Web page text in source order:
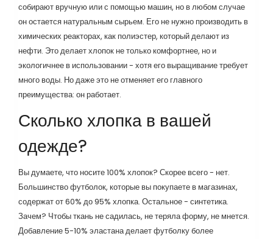
собирают вручную или с помощью машин, но в любом случае
он остается натуральным сырьем. Его не нужно производить в
химических реакторах, как полиэстер, который делают из
нефти. Это делает хлопок не только комфортнее, но и
экологичнее в использовании - хотя его выращивание требует
много воды. Но даже это не отменяет его главного
преимущества: он работает.
Сколько хлопка в вашей
одежде?
Вы думаете, что носите 100% хлопок? Скорее всего - нет.
Большинство футболок, которые вы покупаете в магазинах,
содержат от 60% до 95% хлопка. Остальное - синтетика.
Зачем? Чтобы ткань не садилась, не теряла форму, не мнется.
Добавление 5-10% эластана делает футболку более